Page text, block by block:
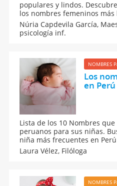
populares y lindos.
los nombres femeninos
buscas nombres cortos para
lista de nombres para niñas:
y Marta. Mejores nombres de
Núria Capdevila García,
psicología inf.
NOMBRES
Los
en
Lista de los 10 Nombres
peruanos para sus niñas.
niña más frecuentes en
tu bebé. Si deseas ponerle
niña, te sugerimos un listado
Laura Vélez, Filóloga
NOMBRES